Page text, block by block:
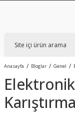
Anasayfa Bloglar Genel